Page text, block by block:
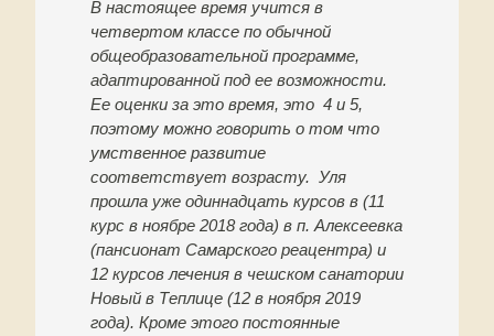
В настоящее время учится в
четвертом классе по обычной
общеобразовательной программе,
адаптированной под ее возможности.
Ее оценки за это время, это 4 и 5,
поэтому можно говорить о том что
умственное развитие
соответствует возрасту. Уля
прошла уже одиннадцать курсов в (11
курс в ноябре 2018 года) в п. Алексеевка
(пансионат Самарского реацентра) и
12 курсов лечения в чешском санатории
Новый в Теплице (12 в ноября 2019
года). Кроме этого постоянные